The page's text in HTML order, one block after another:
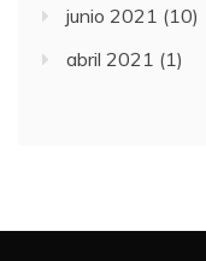
junio 2021 (10)
abril 2021 (1)